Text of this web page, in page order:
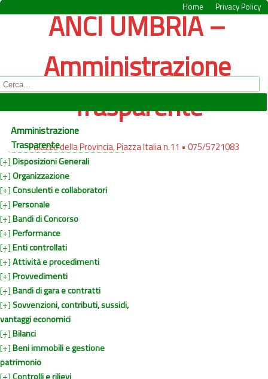
Privacy Policy
Home
ANCI UMBRIA –
Amministrazione
Trasparente
Palazzo della Provincia, Piazza Italia n.11 • 075/5721083
Amministrazione
Trasparente
[+]Disposizioni Generali
[+]Organizzazione
[+]Consulenti e collaboratori
[+]Personale
[+]Bandi di Concorso
[+]Performance
[+]Enti controllati
[+]Attività e procedimenti
[+]Provvedimenti
[+]Bandi di gara e contratti
[+]Sovvenzioni, contributi, sussidi,
vantaggi economici
[+]Bilanci
[+]Beni immobili e gestione
patrimonio